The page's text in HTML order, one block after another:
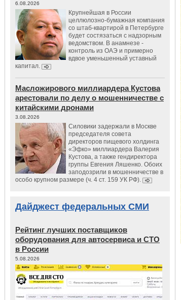
6.08.2026
Крупнейшая в России
целлюлозно-бумажная компания
со штаб-квартирой в Петербурге
будет состязаться с надзорным
ведомством. В анамнезе -
контроль из ОАЭ и примерно
вдвое уменьшенный уставный
капитал.
Масложирового миллиардера Кустова
арестовали по делу о мошенничестве с
китайскими дронами
3.08.2026
Силовики задержали в Москве
председателя совета
директоров пищевого холдинга
«Эфко» миллиардера Валерия
Кустова, а также гендиректора
группы Евгения Ляшенко. Обоих
заподозрили в мошенничестве в
особо крупном размере (ч. 4 ст. 159 УК РФ).
Дайджест федеральных СМИ
Рейтинг лучших поставщиков
оборудования для автосервиса и СТО
в России
5.08.2026